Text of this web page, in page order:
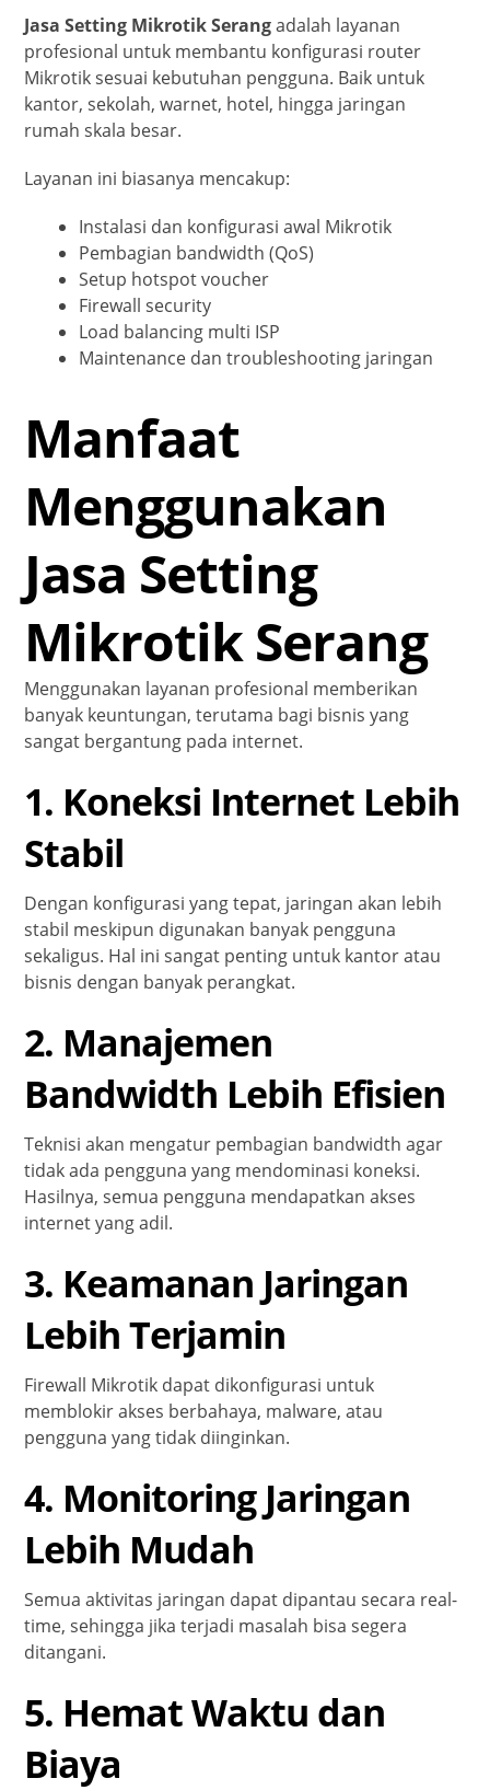
Jasa Setting Mikrotik Serangadalah layanan
profesional untuk membantu konfigurasi router
Mikrotik sesuai kebutuhan pengguna. Baik untuk
kantor, sekolah, warnet, hotel, hingga jaringan
rumah skala besar.
Layanan ini biasanya mencakup:
Instalasi dan konfigurasi awal Mikrotik
Pembagian bandwidth (QoS)
Setup hotspot voucher
Firewall security
Load balancing multi ISP
Maintenance dan troubleshooting jaringan
Manfaat
Menggunakan
Jasa Setting
Mikrotik Serang
Menggunakan layanan profesional memberikan
banyak keuntungan, terutama bagi bisnis yang
sangat bergantung pada internet.
1. Koneksi Internet Lebih
Stabil
Dengan konfigurasi yang tepat, jaringan akan lebih
stabil meskipun digunakan banyak pengguna
sekaligus. Hal ini sangat penting untuk kantor atau
bisnis dengan banyak perangkat.
2. Manajemen
Bandwidth Lebih Efisien
Teknisi akan mengatur pembagian bandwidth agar
tidak ada pengguna yang mendominasi koneksi.
Hasilnya, semua pengguna mendapatkan akses
internet yang adil.
3. Keamanan Jaringan
Lebih Terjamin
Firewall Mikrotik dapat dikonfigurasi untuk
memblokir akses berbahaya, malware, atau
pengguna yang tidak diinginkan.
4. Monitoring Jaringan
Lebih Mudah
Semua aktivitas jaringan dapat dipantau secara real-
time, sehingga jika terjadi masalah bisa segera
ditangani.
5. Hemat Waktu dan
Biaya